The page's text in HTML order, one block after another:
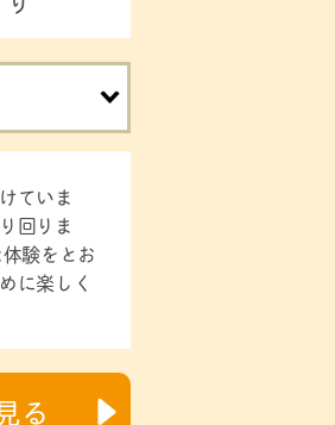
ていま
回りま
験をとお
に楽しく
る